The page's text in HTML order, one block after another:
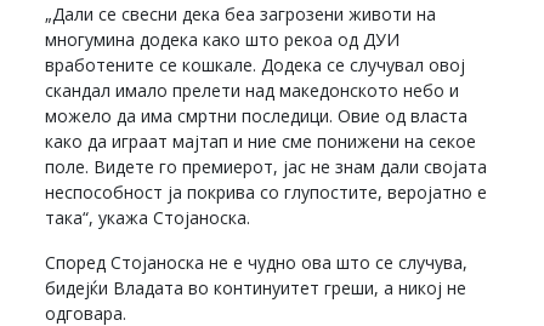
„Дали се свесни дека беа загрозени животи на
многумина додека како што рекоа од ДУИ
вработените се кошкале. Додека се случувал овој
скандал имало прелети над македонското небо и
можело да има смртни последици. Овие од власта
како да играат мајтап и ние сме понижени на секое
поле. Видете го премиерот, јас не знам дали својата
неспособност ја покрива со глупостите, веројатно е
така“, укажа Стојаноска.
Според Стојаноска не е чудно ова што се случува,
бидејќи Владата во континуитет греши, а никој не
одговара.